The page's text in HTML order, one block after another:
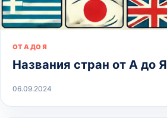
ОТ А ДО Я
Названия стран от А до Я
06.09.2024